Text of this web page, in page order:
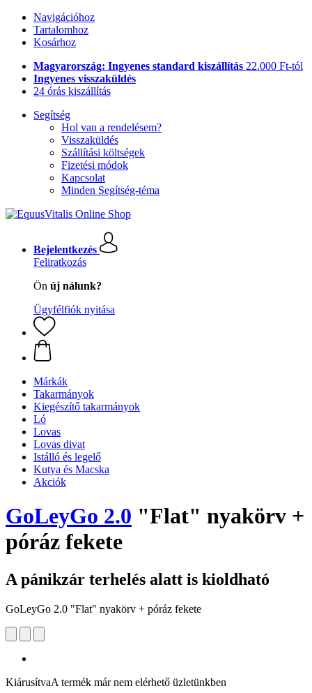
Navigációhoz
Tartalomhoz
Kosárhoz
Magyarország: Ingyenes standard kiszállítás 22.000 Ft-tól
Ingyenes visszaküldés
24 órás kiszállítás
Segítség
Hol van a rendelésem?
Visszaküldés
Szállítási költségek
Fizetési módok
Kapcsolat
Minden Segítség-téma
Bejelentkezés
Feliratkozás
Ön új nálunk?
Ügyfélfiók nyitása
Márkák
Takarmányok
Kiegészítő takarmányok
Ló
Lovas
Lovas divat
Istálló és legelő
Kutya és Macska
Akciók
GoLeyGo 2.0 "Flat" nyakörv +
póráz fekete
A pánikzár terhelés alatt is kioldható
GoLeyGo 2.0 "Flat" nyakörv + póráz fekete
KiárusítvaA termék már nem elérhető üzletünkben